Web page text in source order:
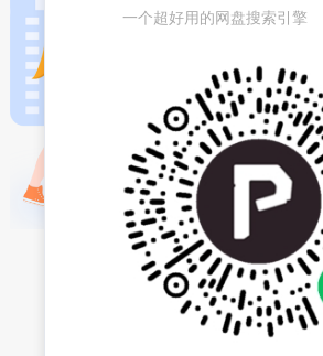
一个超好用的网盘搜索引擎